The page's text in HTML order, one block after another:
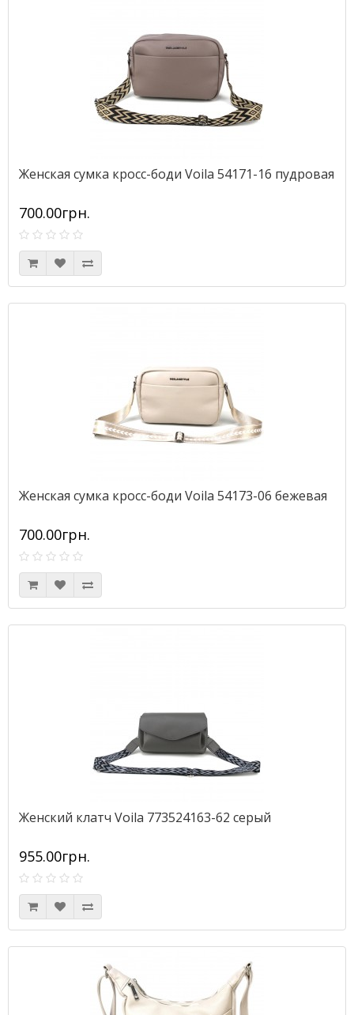
Женская сумка кросс-боди Voila 54171-16 пудровая
700.00грн.
Женская сумка кросс-боди Voila 54173-06 бежевая
700.00грн.
Женский клатч Voila 773524163-62 серый
955.00грн.